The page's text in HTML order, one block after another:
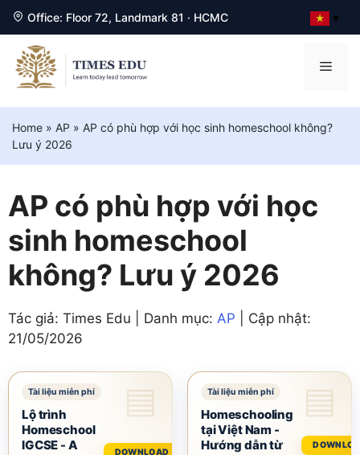
Office: Floor 72, Landmark 81 · HCMC ▼
Chuyển
đến
nội
dung
Home » AP » AP có phù hợp với học sinh homeschool không?
Lưu ý 2026
AP có phù hợp với học
sinh homeschool
không? Lưu ý 2026
Tác giả: Times Edu | Danh mục: AP | Cập nhật:
21/05/2026
Lộ trình
Homeschool
IGCSE - A
DOWNLOAD
Homeschooling
tại Việt Nam -
Hướng dẫn từ